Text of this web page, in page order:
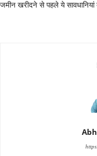
जमीन खरीदने से पहले ये सावधानियां